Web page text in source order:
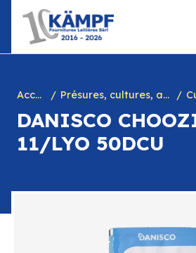
contenu
Accueil Présures, cultures, arôme à yogourt, marques, chiffres en caséine et divers
DANISCO
11/LYO 50DCU